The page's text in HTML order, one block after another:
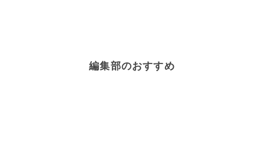
編集部のおすすめ